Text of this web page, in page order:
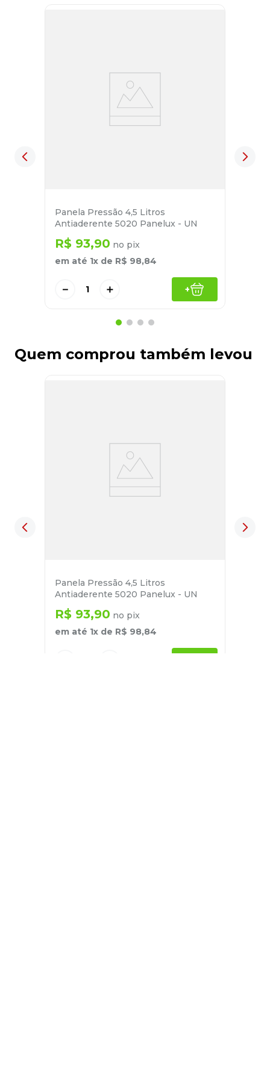
Panela Pressão 4,5 Litros
Antiaderente 5020 Panelux - UN
R$ 93,90 no pix
em até 1x de R$ 98,84
＋
－ +
Quem comprou também levou
Panela Pressão 4,5 Litros
Antiaderente 5020 Panelux - UN
R$ 93,90 no pix
em até 1x de R$ 98,84